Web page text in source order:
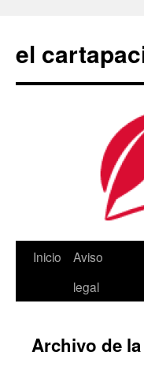
contenido
el
Inicio
Aviso
legal
Archivo de